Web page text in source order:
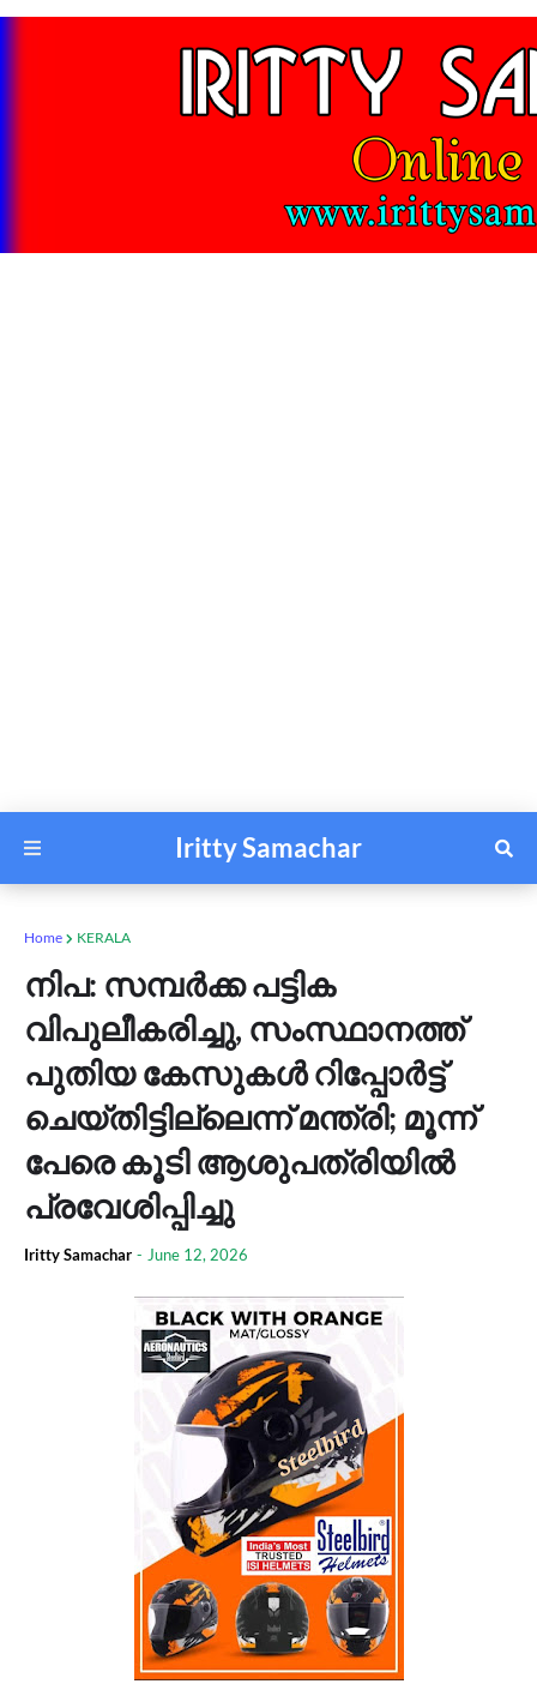
Iritty Samachar
Home KERALA
നിപ: സമ്പർക്ക പട്ടിക
വിപുലീകരിച്ചു, സംസ്ഥാനത്ത്
പുതിയ കേസുകൾ റിപ്പോർട്ട്
ചെയ്തിട്ടില്ലെന്ന് മന്ത്രി; മൂന്ന്
പേരെ കൂടി ആശുപത്രിയിൽ
പ്രവേശിപ്പിച്ചു
Iritty Samachar - June 12, 2026